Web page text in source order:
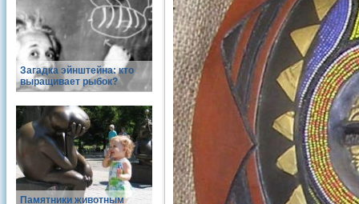
Загадка эйнштейна: кто
выращивает рыбок?
Памятники животным